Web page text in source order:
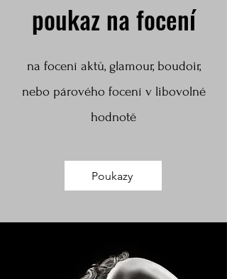
poukaz na focení
na focení aktů, glamour, boudoir,
nebo párového focení v libovolné
hodnotě
Poukazy